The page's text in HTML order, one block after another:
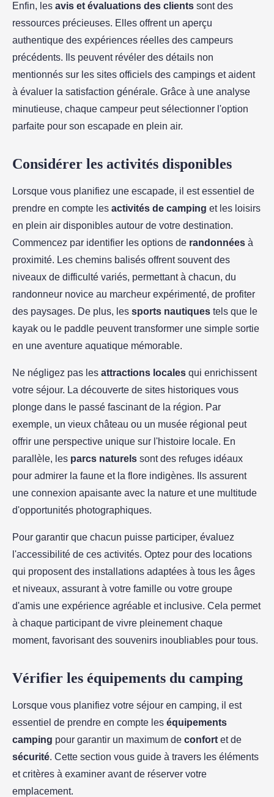
Enfin, les avis et évaluations des clients sont des
ressources précieuses. Elles offrent un aperçu
authentique des expériences réelles des campeurs
précédents. Ils peuvent révéler des détails non
mentionnés sur les sites officiels des campings et aident
à évaluer la satisfaction générale. Grâce à une analyse
minutieuse, chaque campeur peut sélectionner l'option
parfaite pour son escapade en plein air.
Considérer les activités disponibles
Lorsque vous planifiez une escapade, il est essentiel de
prendre en compte les activités de camping et les loisirs
en plein air disponibles autour de votre destination.
Commencez par identifier les options de randonnées à
proximité. Les chemins balisés offrent souvent des
niveaux de difficulté variés, permettant à chacun, du
randonneur novice au marcheur expérimenté, de profiter
des paysages. De plus, les sports nautiques tels que le
kayak ou le paddle peuvent transformer une simple sortie
en une aventure aquatique mémorable.
Ne négligez pas les attractions locales qui enrichissent
votre séjour. La découverte de sites historiques vous
plonge dans le passé fascinant de la région. Par
exemple, un vieux château ou un musée régional peut
offrir une perspective unique sur l'histoire locale. En
parallèle, les parcs naturels sont des refuges idéaux
pour admirer la faune et la flore indigènes. Ils assurent
une connexion apaisante avec la nature et une multitude
d'opportunités photographiques.
Pour garantir que chacun puisse participer, évaluez
l'accessibilité de ces activités. Optez pour des locations
qui proposent des installations adaptées à tous les âges
et niveaux, assurant à votre famille ou votre groupe
d'amis une expérience agréable et inclusive. Cela permet
à chaque participant de vivre pleinement chaque
moment, favorisant des souvenirs inoubliables pour tous.
Vérifier les équipements du camping
Lorsque vous planifiez votre séjour en camping, il est
essentiel de prendre en compte les équipements
camping pour garantir un maximum de confort et de
sécurité. Cette section vous guide à travers les éléments
et critères à examiner avant de réserver votre
emplacement.